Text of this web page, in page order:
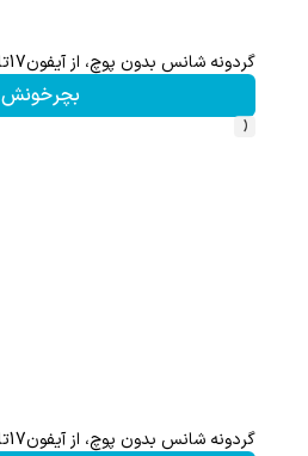
گردونه شانس بدون پوچ، از آیفون17تا PS5 و طلای دیجیتال و دلار🔥
بچرخونش
‹
گردونه شانس بدون پوچ، از آیفون17تا PS5 و طلای دیجیتال و دلار🔥